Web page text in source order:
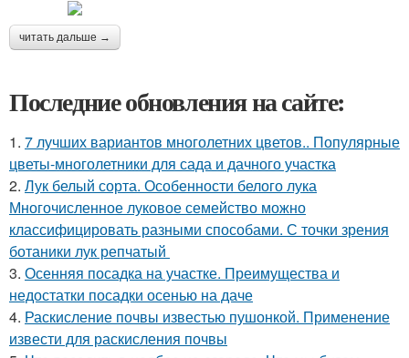
читать дальше →
Последние обновления на сайте:
1. 7 лучших вариантов многолетних цветов.. Популярные
цветы-многолетники для сада и дачного участка
2. Лук белый сорта. Особенности белого лука
Многочисленное луковое семейство можно
классифицировать разными способами. С точки зрения
ботаники лук репчатый
3. Осенняя посадка на участке. Преимущества и
недостатки посадки осенью на даче
4. Раскисление почвы известью пушонкой. Применение
извести для раскисления почвы